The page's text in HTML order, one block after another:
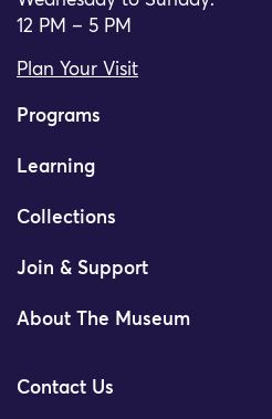
12 PM – 5 PM
Plan Your Visit
Programs
Learning
Collections
Join & Support
About The Museum
Contact Us